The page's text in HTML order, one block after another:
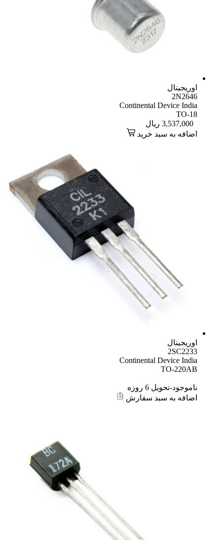
اوریجینال
2N2646
Continental Device India
TO-18
3,537,000 ریال
اضافه به سبد خرید
اوریجینال
2SC2233
Continental Device India
TO-220AB
ناموجود-تحویل 6 روزه
اضافه به سبد سفارش